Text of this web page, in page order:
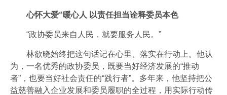
心怀大爱“暖心人 以责任担当诠释委员本色
“政协委员来自人民，就要服务人民。”
林欲晓始终把这句话记在心里、落实在行动上。他认
为，一名优秀的政协委员，既要当好经济发展的“推动
者”，也要当好社会责任的“践行者”。多年来，他坚持把公
益慈善融入企业发展和委员履职的全过程，用实际行动传